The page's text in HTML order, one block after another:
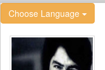
Choose Language